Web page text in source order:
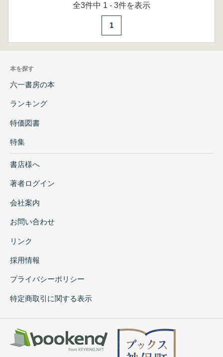
全3件中 1 - 3件を表示
1
本を探す
六一書房の本
ランキング
特価図書
特集
書店様へ
著者ログイン
会社案内
お問い合わせ
リンク
採用情報
プライバシーポリシー
特定商取引に関する表示